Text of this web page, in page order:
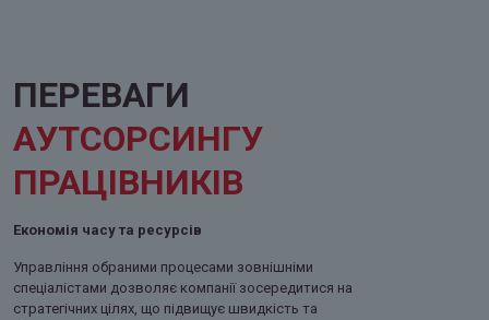
ПЕРЕВАГИ
АУТСОРСИНГУ
ПРАЦІВНИКІВ
Економія часу та ресурсів
Управління обраними процесами зовнішніми
спеціалістами дозволяє компанії зосередитися на
стратегічних цілях, що підвищує швидкість та